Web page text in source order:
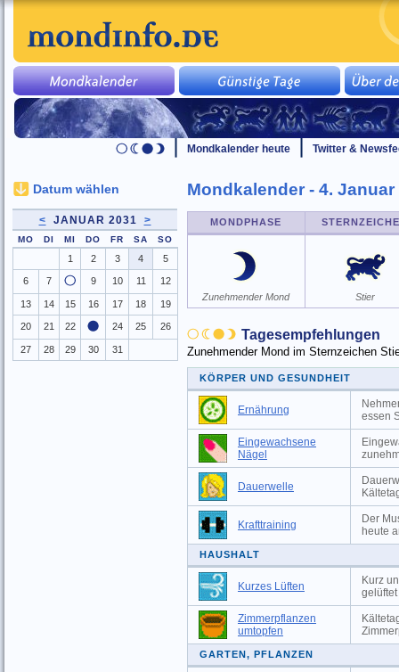
Mondkalender heute Twitter &
Mondkalender - 4. Januar
MONDPHASE
Zunehmender Mond Stier
Tagesempfehlungen
Zunehmender Mond im Sternzeichen
KÖRPER UND GESUNDHEIT
Ernährung
essen
Eingewachsene
Nägel
Dauerwelle
Krafttraining
Der
heute
HAUSHALT
Kurzes Lüften
Kurz
Zimmerpflanzen
umtopfen
GARTEN, PFLANZEN
Datum wählen
< JANUAR 2031 >
MO DI MI DO FR SA SO
1 2 3 4 5
6 7 9 10 11 12
13 14 15 16 17 18 19
20 21 22 24 25 26
27 28 29 30 31